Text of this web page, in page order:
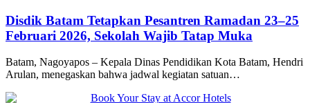
Disdik Batam Tetapkan Pesantren Ramadan 23–25
Februari 2026, Sekolah Wajib Tatap Muka
Batam, Nagoyapos – Kepala Dinas Pendidikan Kota Batam, Hendri
Arulan, menegaskan bahwa jadwal kegiatan satuan…